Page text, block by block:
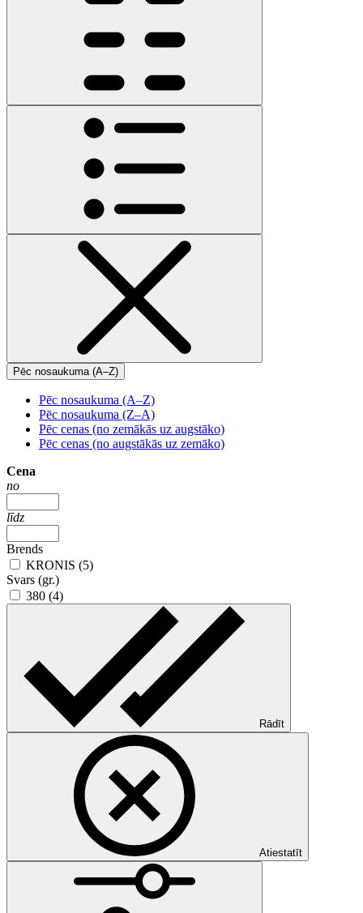
Pēc nosaukuma (A–Z)
Pēc nosaukuma (A–Z)
Pēc nosaukuma (Z–A)
Pēc cenas (no zemākās uz augstāko)
Pēc cenas (no augstākās uz zemāko)
Cena
no
līdz
Brends
KRONIS (5)
Svars (gr.)
380 (4)
Rādīt
Atiestatīt